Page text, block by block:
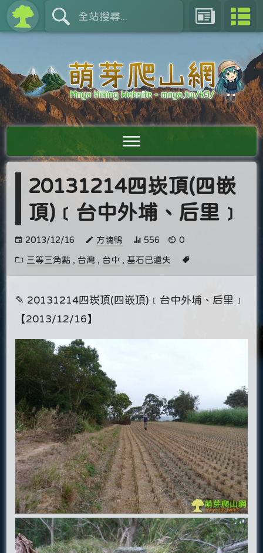
20131214四崁頂(四嵌
頂)﹝台中外埔、后里﹞
2013/12/16 方塊鴨 556 0
三等三角點 , 台灣 , 台中 , 基石已遺失
✎ 20131214四崁頂(四嵌頂)﹝台中外埔、后里﹞
【2013/12/16】